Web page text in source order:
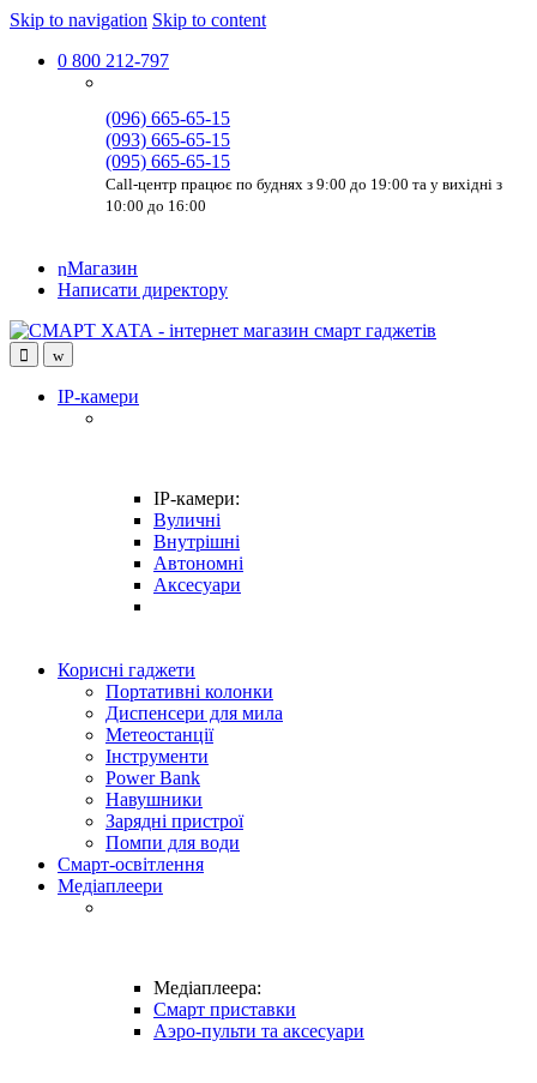
Skip to navigation Skip to content
0 800 212-797
(096) 665-65-15
(093) 665-65-15
(095) 665-65-15
Call-центр працює по буднях з 9:00 до 19:00 та у вихідні з
10:00 до 16:00
Магазин
Написати директору
IP-камери
IP-камери:
Вуличні
Внутрішні
Автономні
Аксесуари
Корисні гаджети
Портативні колонки
Диспенсери для мила
Метеостанції
Інструменти
Power Bank
Навушники
Зарядні пристрої
Помпи для води
Смарт-освітлення
Медіаплеери
Медіаплеера:
Смарт приставки
Аэро-пульти та аксесуари